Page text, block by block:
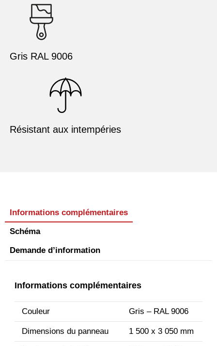
Gris RAL 9006
Résistant aux intempéries
Informations complémentaires
Schéma
Demande d’information
Informations complémentaires
Couleur Gris – RAL 9006
Dimensions du panneau 1 500 x 3 050 mm